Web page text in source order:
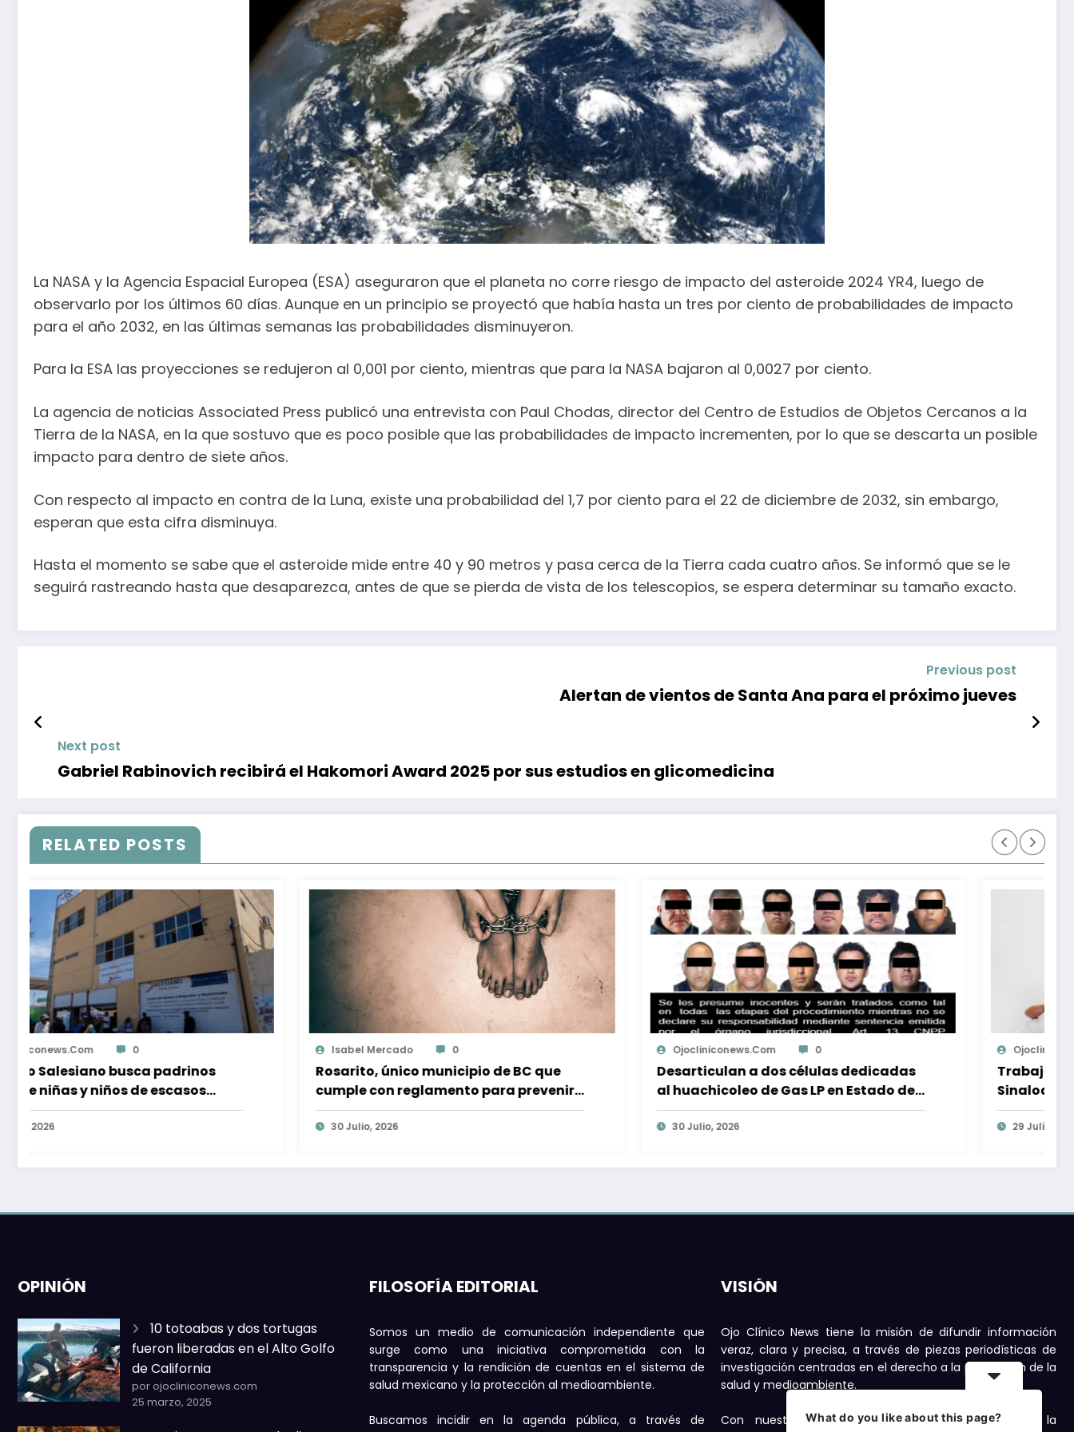
La NASA y la Agencia Espacial Europea (ESA) aseguraron que el planeta no corre riesgo de impacto del asteroide 2024 YR4, luego de
observarlo por los últimos 60 días. Aunque en un principio se proyectó que había hasta un tres por ciento de probabilidades de impacto
para el año 2032, en las últimas semanas las probabilidades disminuyeron.
Para la ESA las proyecciones se redujeron al 0,001 por ciento, mientras que para la NASA bajaron al 0,0027 por ciento.
La agencia de noticias Associated Press publicó una entrevista con Paul Chodas, director del Centro de Estudios de Objetos Cercanos a la
Tierra de la NASA, en la que sostuvo que es poco posible que las probabilidades de impacto incrementen, por lo que se descarta un posible
impacto para dentro de siete años.
Con respecto al impacto en contra de la Luna, existe una probabilidad del 1,7 por ciento para el 22 de diciembre de 2032, sin embargo,
esperan que esta cifra disminuya.
Hasta el momento se sabe que el asteroide mide entre 40 y 90 metros y pasa cerca de la Tierra cada cuatro años. Se informó que se le
seguirá rastreando hasta que desaparezca, antes de que se pierda de vista de los telescopios, se espera determinar su tamaño exacto.
Previous post
Alertan de vientos de Santa Ana para el próximo jueves
Next post
Gabriel Rabinovich recibirá el Hakomori Award 2025 por sus estudios en glicomedicina
RELATED POSTS
Isabel Mercado
Rosarito, único municipio de BC que
cumple con reglamento para prevenir
y sancionar la trata de personas
Ojocliniconews.com
Desarticulan a dos células dedicadas
al huachicoleo de Gas LP en Estado de
México
Ojocliniconews.com
Trabajadores al servicio del Estado de
Sinaloa podrán gozar de 10 días de
licencia por paternidad
OPINIÓN
10 totoabas y dos tortugas
fueron liberadas en el Alto Golfo
de California
por ojocliniconews.com
25 marzo, 2025
FILOSOFÍA EDITORIAL
Somos un medio de comunicación independiente que
surge como una iniciativa comprometida con la
transparencia y la rendición de cuentas en el sistema de
salud mexicano y la protección al medioambiente.
Buscamos incidir en la agenda pública, a través de
VISIÓN
Ojo Clínico News tiene la misión de difundir información
veraz, clara y precisa, a través de piezas periodísticas de
investigación centradas en el derecho a la protección de la
salud y medioambiente.
Con nuestras publicaciones buscamos motivar a la
What do you like about this page?